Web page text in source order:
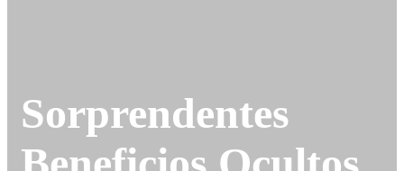
Sorprendentes